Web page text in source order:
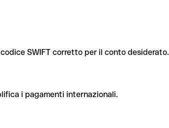
SWIFT corretto per il conto desiderato.
i pagamenti internazionali.